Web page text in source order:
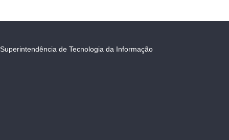
Superintendência de Tecnologia da Informação